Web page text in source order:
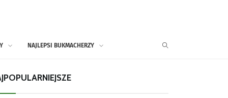
NAJLEPSI BUKMACHERZY